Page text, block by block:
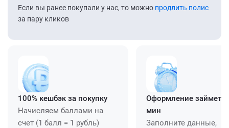
Если вы ранее покупали у нас, то можно продлить полис
за пару кликов
100% кешбэк за покупку
Начисляем баллами на
счет (1 балл = 1 рубль)
Оформление займет
мин
Заполните данные,